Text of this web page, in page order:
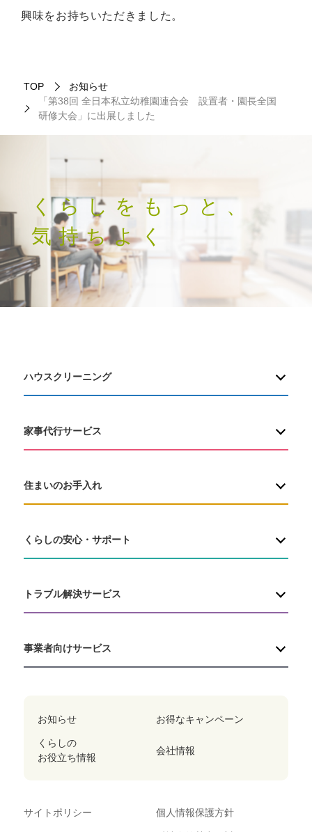
興味をお持ちいただきました。
TOP
お知らせ
「第38回 全日本私立幼稚園連合会 設置者・園長全国
研修大会」に出展しました
くらしをもっと、
気持ちよく
ハウスクリーニング
家事代行サービス
住まいのお手入れ
くらしの安心・サポート
トラブル解決サービス
事業者向けサービス
お知らせ お得なキャンペーン
くらしの
お役立ち情報
会社情報
サイトポリシー 個人情報保護方針